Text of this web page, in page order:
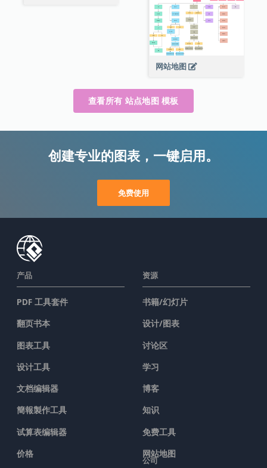
网站地图
查看所有 站点地图 模板
创建专业的图表，一键启用。
免费使用
产品
PDF 工具套件
翻页书本
图表工具
设计工具
文档编辑器
簡報製作工具
试算表编辑器
价格
资源
书籍/幻灯片
设计/图表
讨论区
学习
博客
知识
免费工具
网站地图
公司